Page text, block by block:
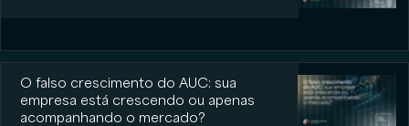
O falso crescimento do AUC: sua
empresa está crescendo ou apenas
acompanhando o mercado?